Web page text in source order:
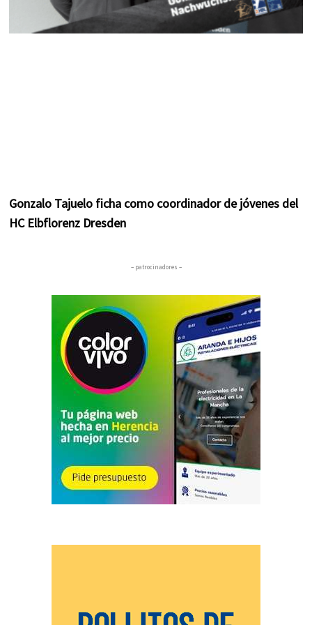
Gonzalo Tajuelo ficha como coordinador de jóvenes del
HC Elbflorenz Dresden
– patrocinadores –